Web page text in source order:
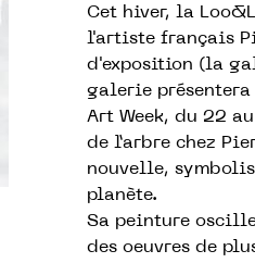
Cet hiver, la
l'artiste français
d'exposition (la
galerie présentera
Art Week, du 22
de l’arbre chez
nouvelle,
planète.
Sa peinture
des oeuvres de